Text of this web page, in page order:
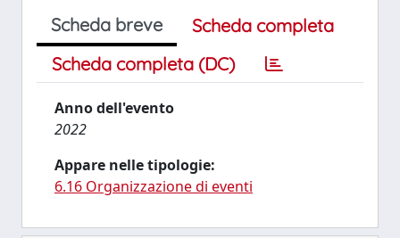
Scheda breve
Scheda completa
Scheda completa (DC)
Anno dell'evento
2022
Appare nelle tipologie:
6.16 Organizzazione di eventi